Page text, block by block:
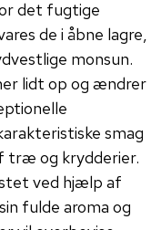
det fugtige
de i åbne lagre,
monsun.
lidt op og ændrer
smag
træ og krydderier.
ved hjælp af
fulde aroma og